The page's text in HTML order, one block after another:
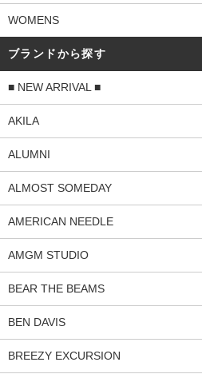
WOMENS
ブランドから探す
■ NEW ARRIVAL ■
AKILA
ALUMNI
ALMOST SOMEDAY
AMERICAN NEEDLE
AMGM STUDIO
BEAR THE BEAMS
BEN DAVIS
BREEZY EXCURSION